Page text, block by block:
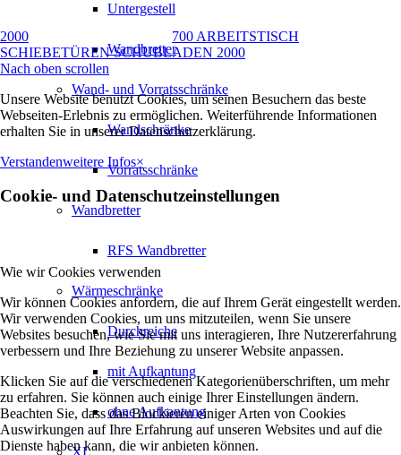
Untergestell
Wandbretter
Wand- und Vorratsschränke
Wandschränke
Vorratsschränke
Wandbretter
RFS Wandbretter
Wärmeschränke
Durchreiche
mit Aufkantung
ohne Aufkantung
2000
700 ARBEITSTISCH
SCHIEBETÜREN SCHUBLADEN 2000
Nach oben scrollen
Unsere Website benutzt Cookies, um seinen Besuchern das beste
Webseiten-Erlebnis zu ermöglichen. Weiterführende Informationen
erhalten Sie in unserer Datenschutzerklärung.
Verstandenweitere Infos×
Cookie- und Datenschutzeinstellungen
Wie wir Cookies verwenden
Wir können Cookies anfordern, die auf Ihrem Gerät eingestellt werden.
Wir verwenden Cookies, um uns mitzuteilen, wenn Sie unsere
Websites besuchen, wie Sie mit uns interagieren, Ihre Nutzererfahrung
verbessern und Ihre Beziehung zu unserer Website anpassen.
Klicken Sie auf die verschiedenen Kategorienüberschriften, um mehr
zu erfahren. Sie können auch einige Ihrer Einstellungen ändern.
Beachten Sie, dass das Blockieren einiger Arten von Cookies
Auswirkungen auf Ihre Erfahrung auf unseren Websites und auf die
Dienste haben kann, die wir anbieten können.